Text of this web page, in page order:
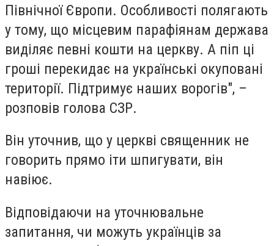
Північної Європи. Особливості полягають
у тому, що місцевим парафіянам держава
виділяє певні кошти на церкву. А піп ці
гроші перекидає на українські окуповані
території. Підтримує наших ворогів", –
розповів голова СЗР.
Він уточнив, що у церкві священник не
говорить прямо іти шпигувати, він
навіює.
Відповідаючи на уточнювальне
запитання, чи можуть українців за